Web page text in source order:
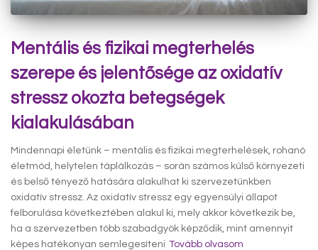
Mentális és fizikai megterhelés
szerepe és jelentősége az oxidatív
stressz okozta betegségek
kialakulásában
Mindennapi életünk – mentális és fizikai megterhelések, rohanó
életmód, helytelen táplálkozás – során számos külső környezeti
és belső tényező hatására alakulhat ki szervezetünkben
oxidatív stressz. Az oxidatív stressz egy egyensúlyi állapot
felborulása következtében alakul ki, mely akkor következik be,
ha a szervezetben több szabadgyök képződik, mint amennyit
képes hatékonyan semlegesíteni Tovább olvasom